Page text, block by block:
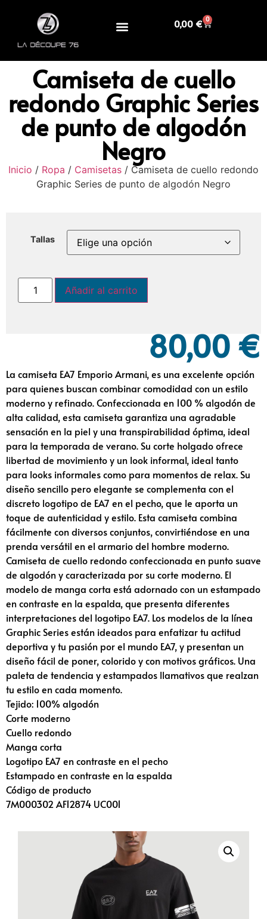
0,00 € 0
Camiseta de cuello
redondo Graphic Series
de punto de algodón
Negro
Inicio / Ropa / Camisetas / Camiseta de cuello redondo
Graphic Series de punto de algodón Negro
Tallas
Añadir al carrito
80,00 €
La camiseta EA7 Emporio Armani, es una excelente opción
para quienes buscan combinar comodidad con un estilo
moderno y refinado. Confeccionada en 100 % algodón de
alta calidad, esta camiseta garantiza una agradable
sensación en la piel y una transpirabilidad óptima, ideal
para la temporada de verano. Su corte holgado ofrece
libertad de movimiento y un look informal, ideal tanto
para looks informales como para momentos de relax. Su
diseño sencillo pero elegante se complementa con el
discreto logotipo de EA7 en el pecho, que le aporta un
toque de autenticidad y estilo. Esta camiseta combina
fácilmente con diversos conjuntos, convirtiéndose en una
prenda versátil en el armario del hombre moderno.
Camiseta de cuello redondo confeccionada en punto suave
de algodón y caracterizada por su corte moderno. El
modelo de manga corta está adornado con un estampado
en contraste en la espalda, que presenta diferentes
interpretaciones del logotipo EA7. Los modelos de la línea
Graphic Series están ideados para enfatizar tu actitud
deportiva y tu pasión por el mundo EA7, y presentan un
diseño fácil de poner, colorido y con motivos gráficos. Una
paleta de tendencia y estampados llamativos que realzan
tu estilo en cada momento.
Tejido: 100% algodón
Corte moderno
Cuello redondo
Manga corta
Logotipo EA7 en contraste en el pecho
Estampado en contraste en la espalda
Código de producto
7M000302 AF12874 UC001